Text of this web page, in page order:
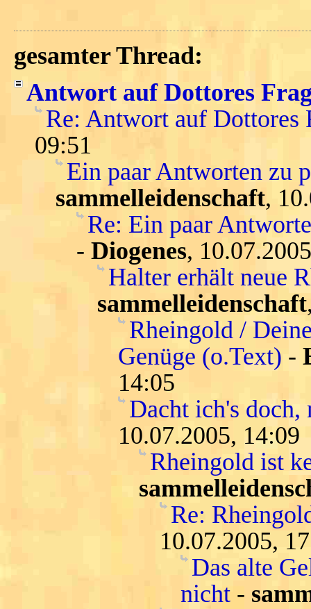
gesamter Thread:
Antwort auf Dottores
Re: Antwort auf Dottores
09:51
Ein paar Antworten zu
sammelleidenschaft,
Re: Ein paar
- Diogenes,
Halter erhält neue
sammelleidenschaft
Rheingold /
Genüge (o.Text) -
14:05
Dacht ich's
10.07.2005, 14:09
Rheingold ist
Re:
10.07.2005,
Das alte
nicht -